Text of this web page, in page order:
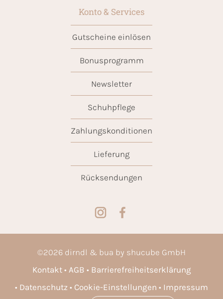
Konto & Services
Gutscheine einlösen
Bonusprogramm
Newsletter
Schuhpflege
Zahlungskonditionen
Lieferung
Rücksendungen
©2026 dirndl & bua by shucube GmbH
Kontakt
AGB
Barrierefreiheitserklärung
Datenschutz
Cookie-Einstellungen Impressum